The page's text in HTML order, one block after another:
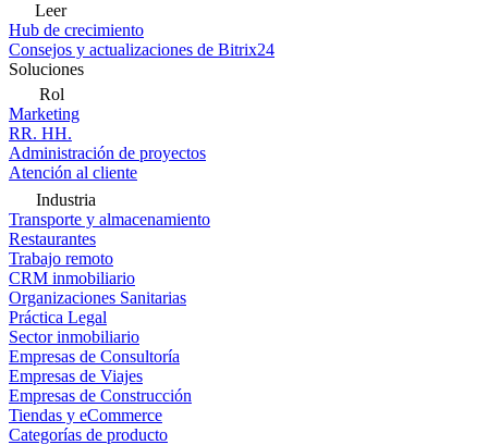
Leer
Hub de crecimiento
Consejos y actualizaciones de Bitrix24
Soluciones
Rol
Marketing
RR. HH.
Administración de proyectos
Atención al cliente
Industria
Transporte y almacenamiento
Restaurantes
Trabajo remoto
CRM inmobiliario
Organizaciones Sanitarias
Práctica Legal
Sector inmobiliario
Empresas de Consultoría
Empresas de Viajes
Empresas de Construcción
Tiendas y eCommerce
Categorías de producto